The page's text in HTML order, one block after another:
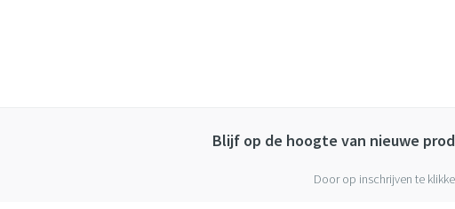
Blijf op de hoogte van nieuwe
Door op inschrijven te